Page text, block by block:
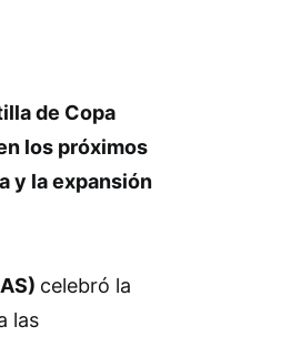
de Copa
los próximos
y la expansión
celebró la
las